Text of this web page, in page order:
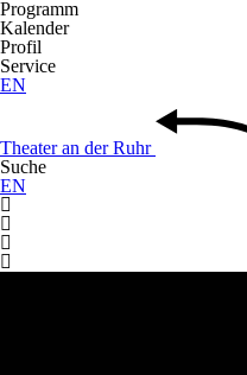
Programm
Kalender
Profil
Service
EN
Theateran derRuhr
Suche
EN



